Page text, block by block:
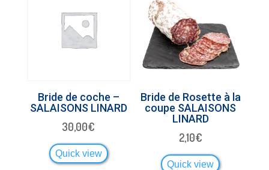
Bride de coche –
SALAISONS LINARD
30,00€
Quick view
Bride de Rosette à la
coupe SALAISONS
LINARD
2,10€
Quick view